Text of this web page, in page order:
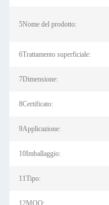
5Nome del prodotto:
6Trattamento superficiale:
7Dimensione:
8Certificato:
9Applicazione:
10Imballaggio:
11Tipo:
12MOQ: